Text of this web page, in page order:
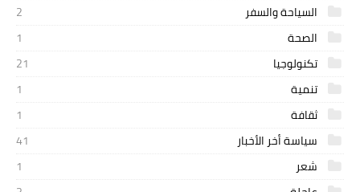
السياحة والسفر
2
الصحة
1
تكنولوجيا
21
تنمية
1
ثقافة
1
سياسة أخر الأخبار
41
شعر
1